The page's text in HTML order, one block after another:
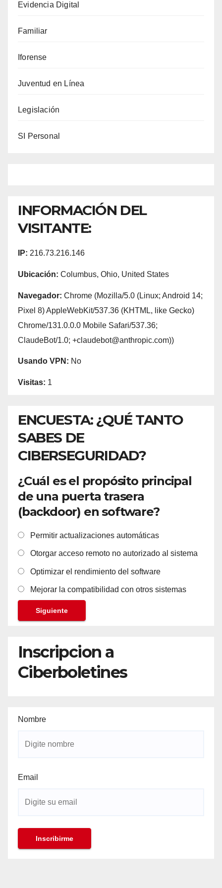
Evidencia Digital
Familiar
Iforense
Juventud en Línea
Legislación
SI Personal
INFORMACIÓN DEL
VISITANTE:
IP: 216.73.216.146
Ubicación: Columbus, Ohio, United States
Navegador: Chrome (Mozilla/5.0 (Linux; Android 14;
Pixel 8) AppleWebKit/537.36 (KHTML, like Gecko)
Chrome/131.0.0.0 Mobile Safari/537.36;
ClaudeBot/1.0; +claudebot@anthropic.com))
Usando VPN: No
Visitas: 1
ENCUESTA: ¿QUÉ TANTO
SABES DE
CIBERSEGURIDAD?
¿Cuál es el propósito principal
de una puerta trasera
(backdoor) en software?
Permitir actualizaciones automáticas
Otorgar acceso remoto no autorizado al sistema
Optimizar el rendimiento del software
Mejorar la compatibilidad con otros sistemas
Siguiente
Inscripcion a
Ciberboletines
Nombre
Email